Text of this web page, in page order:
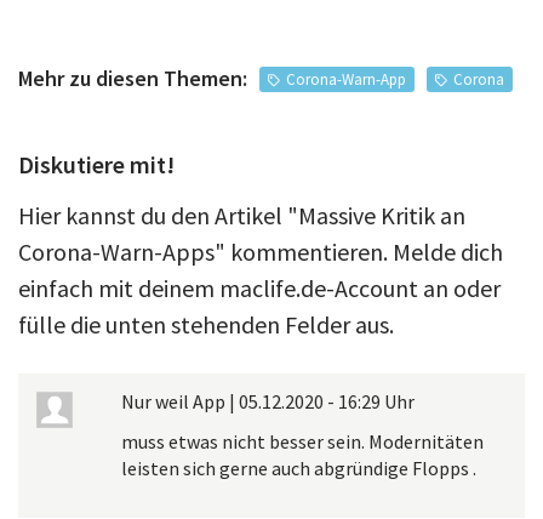
Mehr zu diesen Themen: Corona-Warn-App Corona
Diskutiere mit!
Hier kannst du den Artikel "Massive Kritik an
Corona-Warn-Apps" kommentieren. Melde dich
einfach mit deinem maclife.de-Account an oder
fülle die unten stehenden Felder aus.
Nur weil App | 05.12.2020 - 16:29 Uhr
muss etwas nicht besser sein. Modernitäten
leisten sich gerne auch abgründige Flopps .